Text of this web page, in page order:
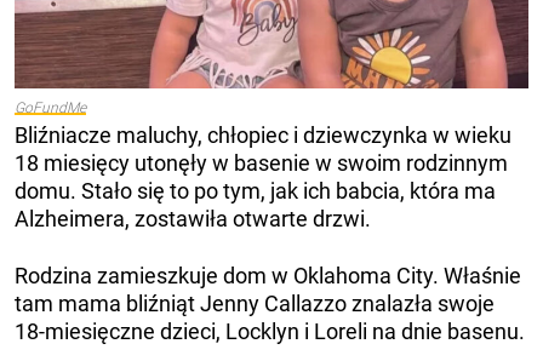
GoFundMe
Bliźniacze maluchy, chłopiec i dziewczynka w wieku
18 miesięcy utonęły w basenie w swoim rodzinnym
domu. Stało się to po tym, jak ich babcia, która ma
Alzheimera, zostawiła otwarte drzwi.
Rodzina zamieszkuje dom w Oklahoma City. Właśnie
tam mama bliźniąt Jenny Callazzo znalazła swoje
18-miesięczne dzieci, Locklyn i Loreli na dnie basenu.